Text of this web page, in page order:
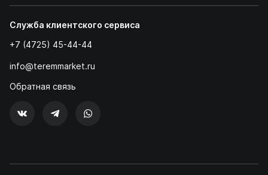
Служба клиентского сервиса
+7 (4725) 45-44-44
info@teremmarket.ru
Обратная связь